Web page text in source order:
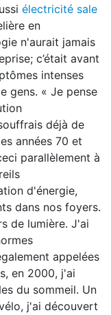
électricité sale
en
n'aurait jamais
c’était avant
intenses
gens. « Je pense
déjà de
années 70 et
parallèlement à
d'énergie,
dans nos foyers.
de lumière. J'ai
appelées
en 2000, j'ai
du sommeil. Un
j'ai découvert